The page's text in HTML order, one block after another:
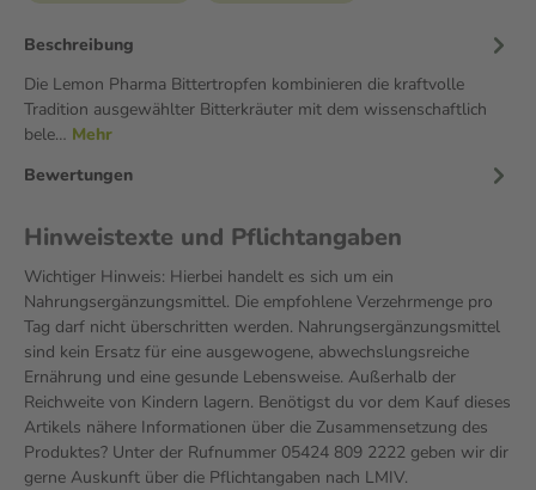
Beschreibung
Die Lemon Pharma Bittertropfen kombinieren die kraftvolle
Tradition ausgewählter Bitterkräuter mit dem wissenschaftlich
bele… Mehr
Bewertungen
Hinweistexte und Pflichtangaben
Wichtiger Hinweis: Hierbei handelt es sich um ein
Nahrungsergänzungsmittel. Die empfohlene Verzehrmenge pro
Tag darf nicht überschritten werden. Nahrungsergänzungsmittel
sind kein Ersatz für eine ausgewogene, abwechslungsreiche
Ernährung und eine gesunde Lebensweise. Außerhalb der
Reichweite von Kindern lagern. Benötigst du vor dem Kauf dieses
Artikels nähere Informationen über die Zusammensetzung des
Produktes? Unter der Rufnummer 05424 809 2222 geben wir dir
gerne Auskunft über die Pflichtangaben nach LMIV.